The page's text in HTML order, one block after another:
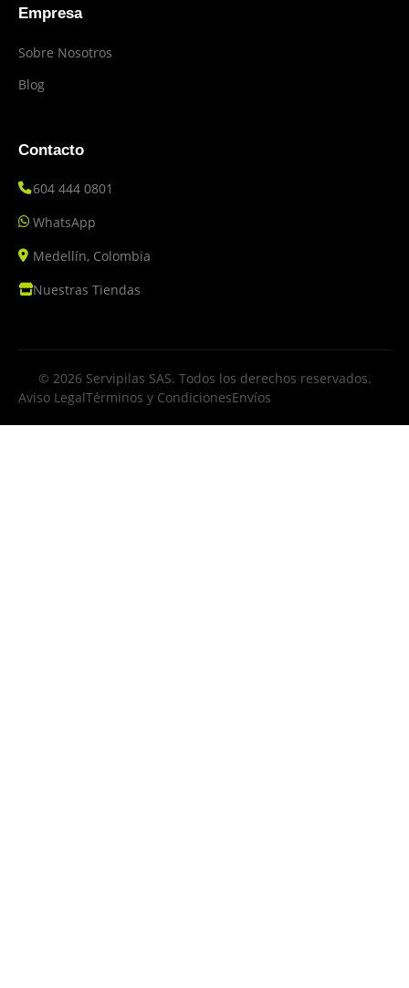
Empresa
Sobre Nosotros
Blog
Contacto
604 444 0801
WhatsApp
Medellín, Colombia
Nuestras Tiendas
© 2026 Servipilas SAS. Todos los derechos reservados.
Aviso LegalTérminos y CondicionesEnvíos